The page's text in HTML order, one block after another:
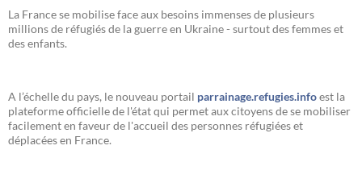
La France se mobilise face aux besoins immenses de plusieurs
millions de réfugiés de la guerre en Ukraine - surtout des femmes et
des enfants.
A l’échelle du pays, le nouveau portail parrainage.refugies.infoest la
plateforme officielle de l'état qui permet aux citoyens de se mobiliser
facilement en faveur de l'accueil des personnes réfugiées et
déplacées en France.